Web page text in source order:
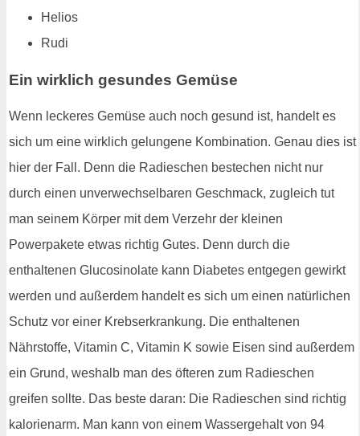
Helios
Rudi
Ein wirklich gesundes Gemüse
Wenn leckeres Gemüse auch noch gesund ist, handelt es
sich um eine wirklich gelungene Kombination. Genau dies ist
hier der Fall. Denn die Radieschen bestechen nicht nur
durch einen unverwechselbaren Geschmack, zugleich tut
man seinem Körper mit dem Verzehr der kleinen
Powerpakete etwas richtig Gutes. Denn durch die
enthaltenen Glucosinolate kann Diabetes entgegen gewirkt
werden und außerdem handelt es sich um einen natürlichen
Schutz vor einer Krebserkrankung. Die enthaltenen
Nährstoffe, Vitamin C, Vitamin K sowie Eisen sind außerdem
ein Grund, weshalb man des öfteren zum Radieschen
greifen sollte. Das beste daran: Die Radieschen sind richtig
kalorienarm. Man kann von einem Wassergehalt von 94